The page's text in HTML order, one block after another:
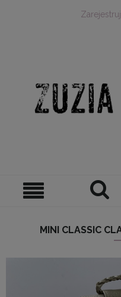
MINI CLASSIC